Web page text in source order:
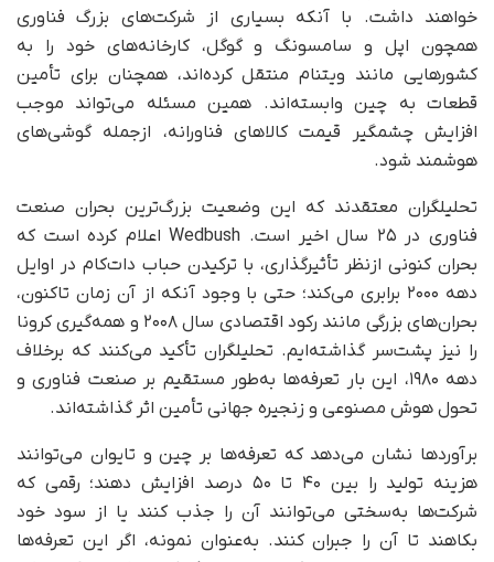
خواهند داشت. با آنکه بسیاری از شرکت‌های بزرگ فناوری
همچون اپل و سامسونگ و گوگل، کارخانه‌های خود را به
کشورهایی مانند ویتنام منتقل کرده‌اند، همچنان برای تأمین
قطعات به چین وابسته‌اند. همین مسئله می‌تواند موجب
افزایش چشمگیر قیمت کالاهای فناورانه، ازجمله گوشی‌های
هوشمند شود.
تحلیلگران معتقدند که این وضعیت بزرگ‌ترین بحران صنعت
فناوری در ۲۵ سال اخیر است. Wedbush اعلام کرده است که
بحران کنونی ازنظر تأثیرگذاری، با ترکیدن حباب دات‌کام در اوایل
دهه ۲۰۰۰ برابری می‌کند؛ حتی با وجود آنکه از آن زمان تاکنون،
بحران‌های بزرگی مانند رکود اقتصادی سال ۲۰۰۸ و همه‌گیری کرونا
را نیز پشت‌سر گذاشته‌ایم. تحلیلگران تأکید می‌کنند که برخلاف
دهه ۱۹۸۰، این‌ بار تعرفه‌ها به‌طور مستقیم بر صنعت فناوری و
تحول هوش مصنوعی و زنجیره جهانی تأمین اثر گذاشته‌اند.
برآوردها نشان می‌دهد که تعرفه‌ها بر چین و تایوان می‌توانند
هزینه تولید را بین ۴۰ تا ۵۰ درصد افزایش دهند؛ رقمی که
شرکت‌ها به‌سختی می‌توانند آن را جذب کنند یا از سود خود
بکاهند تا آن را جبران کنند. به‌عنوان نمونه، اگر این تعرفه‌ها